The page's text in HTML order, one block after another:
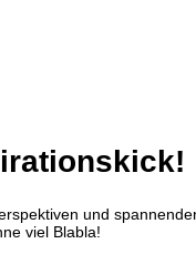
und
viel Blabla!